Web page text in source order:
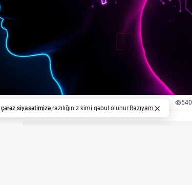
540
çərəz siyasətimizə razılığınız kimi qəbul olunur. Razıyam